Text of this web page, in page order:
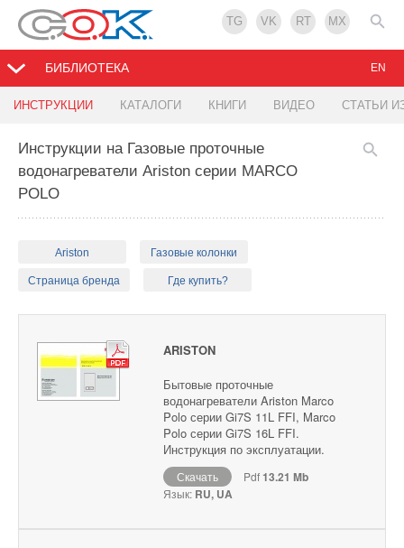
TG VK RT MX
БИБЛИОТЕКА
ИНСТРУКЦИИ КАТАЛОГИ КНИГИ ВИДЕО СТАТЬИ
EN
Инструкции на Газовые проточные
водонагреватели Ariston серии MARCO
POLO
Ariston Газовые колонки
Страница бренда Где купить?
ARISTON
Бытовые проточные
водонагреватели Ariston Marco
Polo серии Gi7S 11L FFI, Marco
Polo серии Gi7S 16L FFI.
Инструкция по эксплуатации.
Скачать Pdf13.21 Mb
Язык: RU, UA